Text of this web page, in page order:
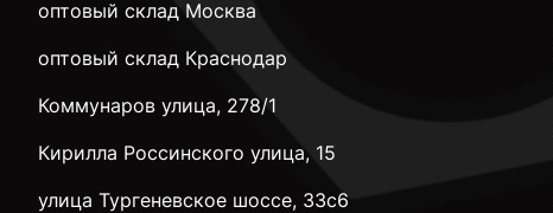
оптовый склад Москва
оптовый склад Краснодар
Коммунаров улица, 278/1
Кирилла Россинского улица, 15
улица Тургеневское шоссе, 33с6